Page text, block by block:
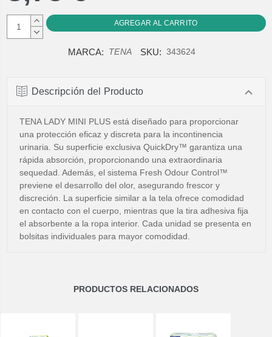
AUMENTAR
CANTIDAD:
DISMINUIR
MARCA: TENA SKU: 343624
Descripción del Producto
TENA LADY MINI PLUS está diseñado para proporcionar
una protección eficaz y discreta para la incontinencia
urinaria. Su superficie exclusiva QuickDry™ garantiza una
rápida absorción, proporcionando una extraordinaria
sequedad. Además, el sistema Fresh Odour Control™
previene el desarrollo del olor, asegurando frescor y
discreción. La superficie similar a la tela ofrece comodidad
en contacto con el cuerpo, mientras que la tira adhesiva fija
el absorbente a la ropa interior. Cada unidad se presenta en
bolsitas individuales para mayor comodidad.
PRODUCTOS RELACIONADOS